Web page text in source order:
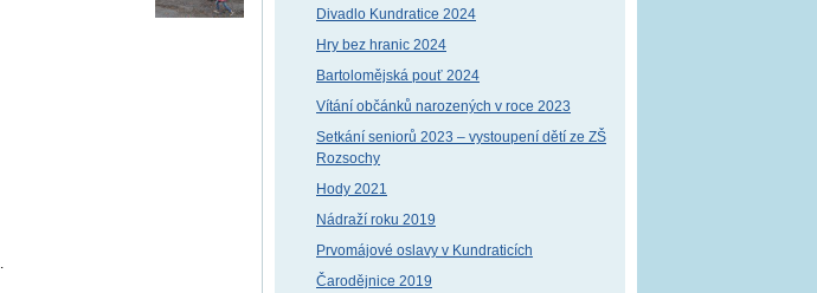
Divadlo Kundratice 2024
Hry bez hranic 2024
Bartolomějská pouť 2024
Vítání občánků narozených v roce 2023
Setkání seniorů 2023 – vystoupení dětí ze ZŠ
Rozsochy
Hody 2021
Nádraží roku 2019
Prvomájové oslavy v Kundraticích
Čarodějnice 2019